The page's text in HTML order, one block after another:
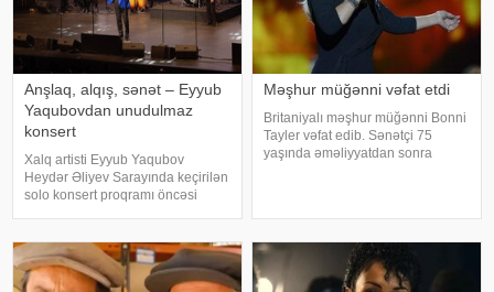
Anşlaq, alqış, sənət – Eyyub
Yaqubovdan unudulmaz
konsert
Xalq artisti Eyyub Yaqubov
Heydər Əliyev Sarayında keçirilən
solo konsert proqramı öncəsi
yaradıcılığı və konsertlə bağlı
fikirlərini bölüşüb. xəbər verir ki,
sənətkarın sözlərin
Məşhur müğənni vəfat etdi
Britaniyalı məşhur müğənni Bonni
Tayler vəfat edib. Sənətçi 75
yaşında əməliyyatdan sonra